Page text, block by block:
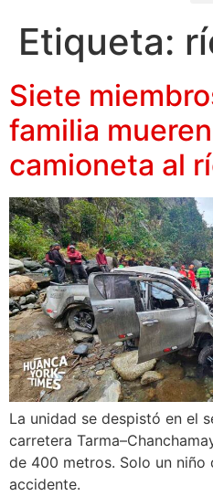
Etiqueta:
Siete
familia
camioneta al
La unidad se despistó en el
carretera
de 400 metros. Solo un niño
accidente.